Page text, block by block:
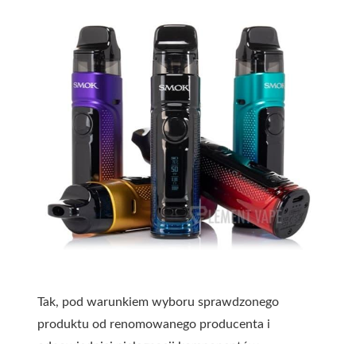
Tak, pod warunkiem wyboru sprawdzonego
produktu od renomowanego producenta i